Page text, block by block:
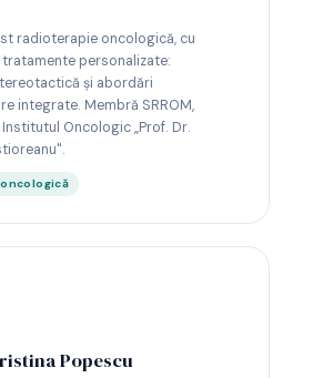
radioterapie oncologică, cu
personalizate:
și abordări
integrate. Membră SRROM,
Oncologic „Prof. Dr.
Popescu